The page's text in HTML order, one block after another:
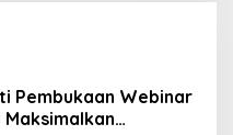
Pembukaan Webinar
Maksimalkan